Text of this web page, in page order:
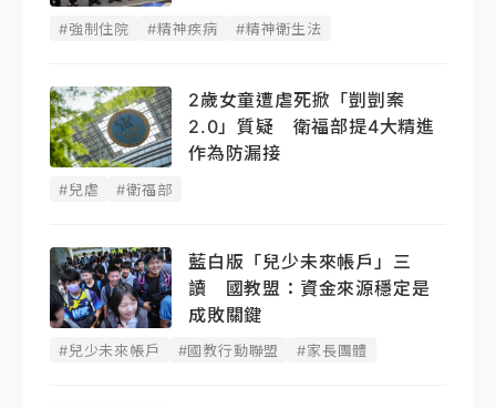
#強制住院 #精神疾病 #精神衛生法
2歲女童遭虐死掀「剴剴案
2.0」質疑 衛福部提4大精進
作為防漏接
#兒虐 #衛福部
藍白版「兒少未來帳戶」三
讀 國教盟：資金來源穩定是
成敗關鍵
#兒少未來帳戶 #國教行動聯盟 #家長團體